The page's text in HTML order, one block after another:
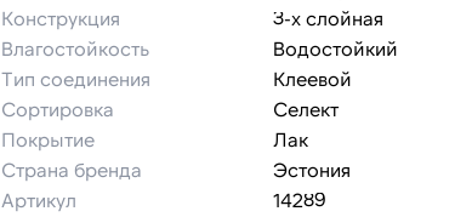
Конструкция
3-х слойная
Влагостойкость
Водостойкий
Тип соединения
Клеевой
Сортировка
Селект
Покрытие
Лак
Страна бренда
Эстония
Артикул
14289